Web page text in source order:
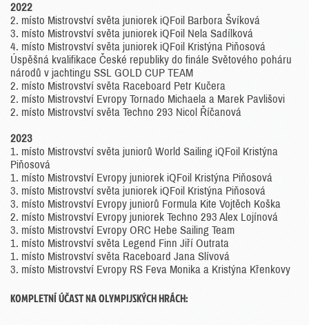
2022
2. místo Mistrovství světa juniorek iQFoil Barbora Švíková
3. místo Mistrovství světa juniorek iQFoil Nela Sadílková
4. místo Mistrovství světa juniorek iQFoil Kristýna Piňosová
Úspěšná kvalifikace České republiky do finále Světového poháru
národů v jachtingu SSL GOLD CUP TEAM
2. místo Mistrovství světa Raceboard Petr Kučera
2. místo Mistrovství Evropy Tornado Michaela a Marek Pavlišovi
2. místo Mistrovství světa Techno 293 Nicol Říčanová
2023
1. místo Mistrovství světa juniorů World Sailing iQFoil Kristýna
Piňosová
1. místo Mistrovství Evropy juniorek iQFoil Kristýna Piňosová
3. místo Mistrovství světa juniorek iQFoil Kristýna Piňosová
3. místo Mistrovství Evropy juniorů Formula Kite Vojtěch Koška
2. místo Mistrovství Evropy juniorek Techno 293 Alex Lojínová
3. místo Mistrovství Evropy ORC Hebe Sailing Team
1. místo Mistrovství světa Legend Finn Jiří Outrata
1. místo Mistrovství světa Raceboard Jana Slívová
3. místo Mistrovství Evropy RS Feva Monika a Kristýna Křenkovy
KOMPLETNÍ ÚČAST NA OLYMPIJSKÝCH HRÁCH: